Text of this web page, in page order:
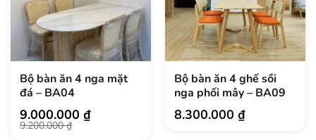
Bộ bàn ăn 4 nga mặt
đá – BA04
9.200.000₫
Giá
gốc
9.000.000₫
Giá
hiện
Bộ bàn ăn 4 ghế sồi
nga phối mây – BA09
8.300.000₫